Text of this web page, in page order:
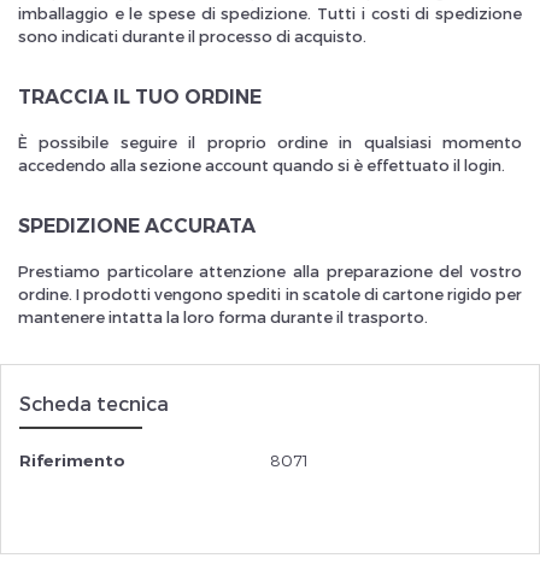
Inscrivez vous et ainsi bénéficier des tarifs professionnel
imballaggio e le spese di spedizione. Tutti i costi di spedizione
sono indicati durante il processo di acquisto.
TRACCIA IL TUO ORDINE
È possibile seguire il proprio ordine in qualsiasi momento
accedendo alla sezione account quando si è effettuato il login.
SPEDIZIONE ACCURATA
Prestiamo particolare attenzione alla preparazione del vostro
ordine. I prodotti vengono spediti in scatole di cartone rigido per
mantenere intatta la loro forma durante il trasporto.
Scheda tecnica
Riferimento 8071